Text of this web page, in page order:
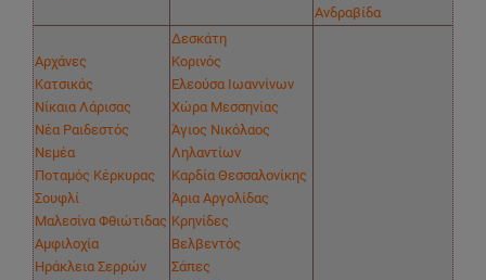
Ανδραβίδα
Αρχάνες
Κατσικάς
Νίκαια Λάρισας
Νέα Ραιδεστός
Νεμέα
Ποταμός Κέρκυρας
Σουφλί
Μαλεσίνα Φθιώτιδας
Αμφιλοχία
Ηράκλεια Σερρών
Δεσκάτη
Κορινός
Ελεούσα Ιωαννίνων
Χώρα Μεσσηνίας
Άγιος Νικόλαος
Ληλαντίων
Καρδία Θεσσαλονίκης
Άρια Αργολίδας
Κρηνίδες
Βελβεντός
Σάπες